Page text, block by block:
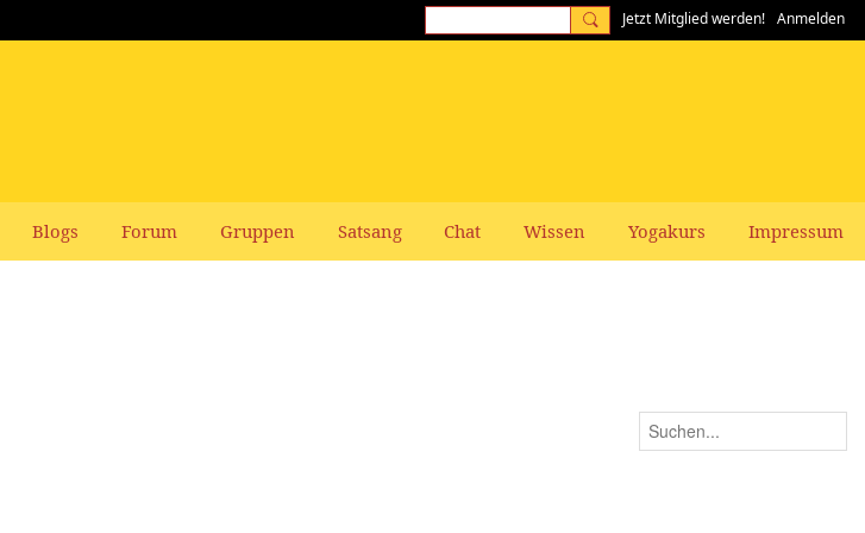
Jetzt Mitglied werden! Anmelden
Blogs Forum Gruppen Satsang Chat Wissen Yogakurs Impressum